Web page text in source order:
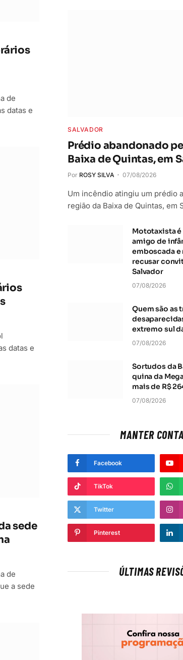
de
datas e
datas e
sede
de
a sede
SALVADOR
Prédio abandonado
Baixa de Quintas, em
Por ROSY SILVA 07/08/2026
Um incêndio atingiu um prédio
região da Baixa de Quintas, em
Mototaxista
amigo de
emboscada
recusar
Salvador
07/08/2026
Quem são as
extremo sul
07/08/2026
Sortudos da
quina da
mais de R$
07/08/2026
MANTER
Facebook
TikTok
Twitter
Pinterest
ÚLTIMAS